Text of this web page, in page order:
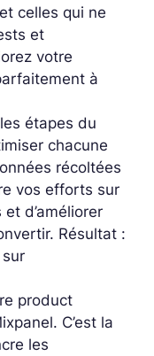
celles qui ne
et
votre
à
étapes du
chacune
récoltées
vos efforts sur
d’améliorer
Résultat :
product
C’est la
les